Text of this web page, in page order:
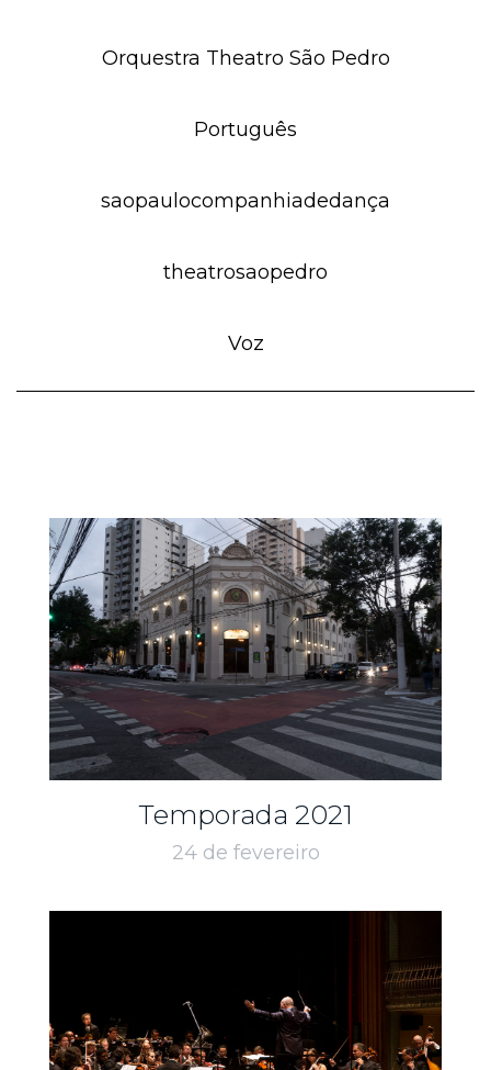
Orquestra Theatro São Pedro
Português
saopaulocompanhiadedança
theatrosaopedro
Voz
Temporada 2021
24 de fevereiro